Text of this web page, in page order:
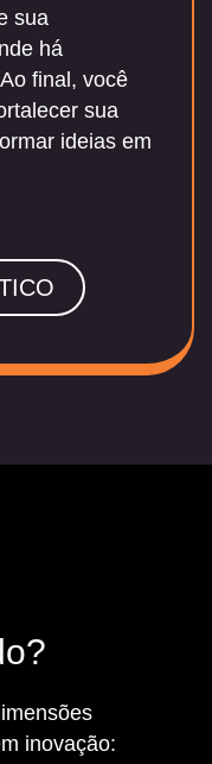
sua
há
final, você
sua
ideias em
inovação: